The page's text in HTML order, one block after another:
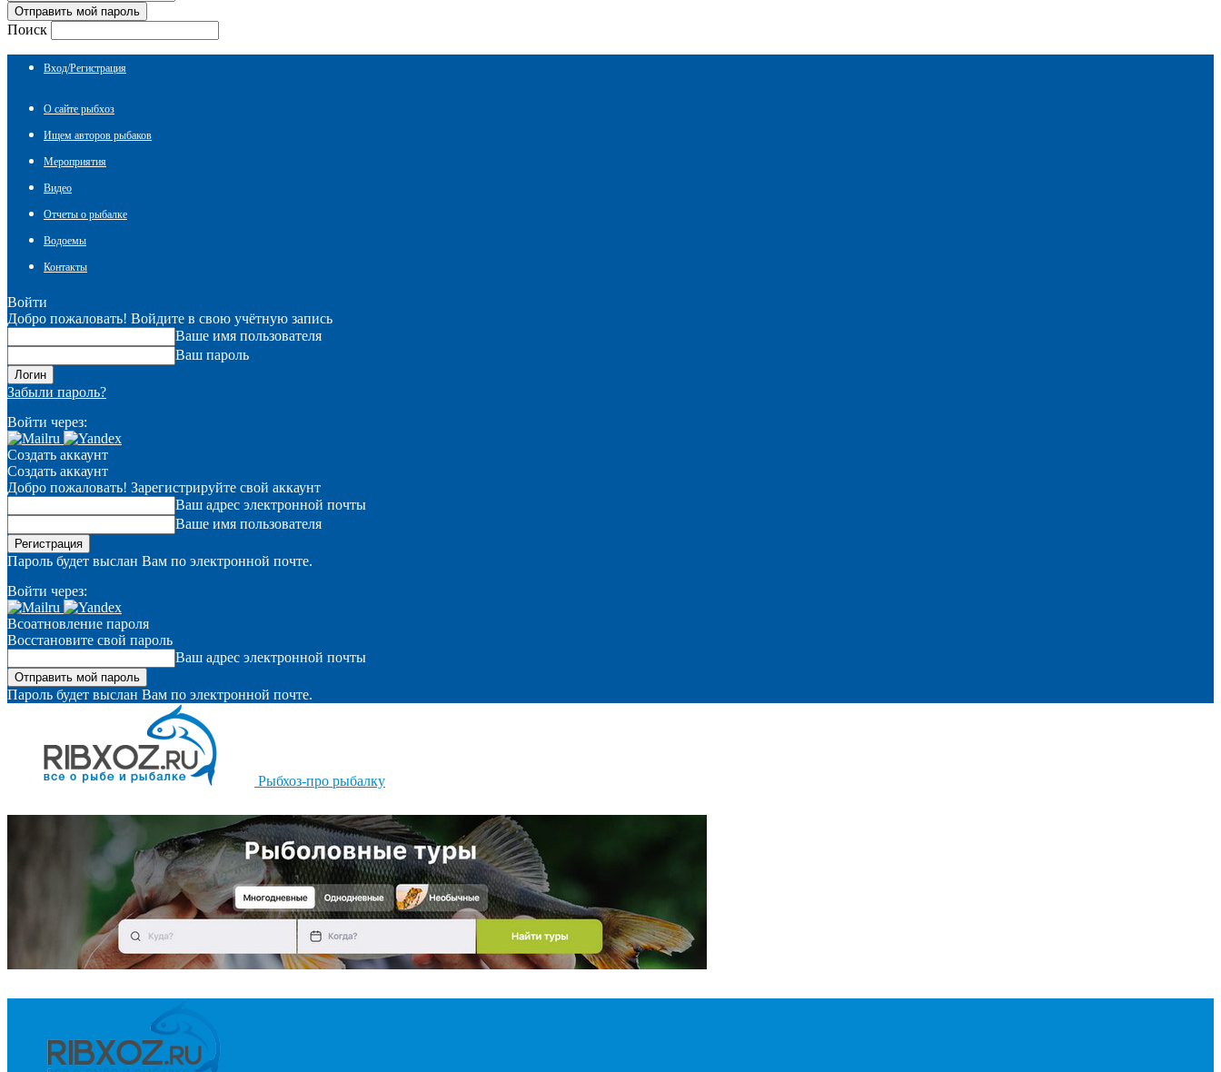
Поиск
Вход/Регистрация
О сайте рыбхоз
Ищем авторов рыбаков
Мероприятия
Видео
Отчеты о рыбалке
Водоемы
Контакты
Войти
Добро пожаловать! Войдите в свою учётную запись
Ваше имя пользователя
Ваш пароль
Забыли пароль?
Войти через:
Создать аккаунт
Создать аккаунт
Добро пожаловать! Зарегистрируйте свой аккаунт
Ваш адрес электронной почты
Ваше имя пользователя
Пароль будет выслан Вам по электронной почте.
Войти через:
Всоатновление пароля
Восстановите свой пароль
Ваш адрес электронной почты
Пароль будет выслан Вам по электронной почте.
Рыбхоз-про рыбалку